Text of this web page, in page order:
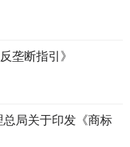
垄断指引》
局关于印发《商标